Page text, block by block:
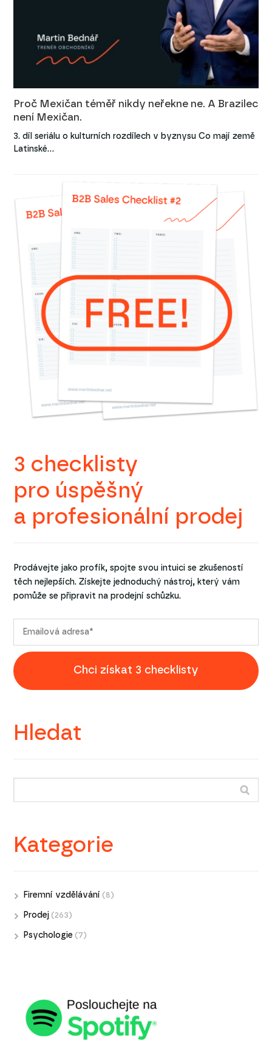
Proč Mexičan téměř nikdy neřekne ne. A Brazilec
není Mexičan.
3. díl seriálu o kulturních rozdílech v byznysu Co mají země
Latinské…
3 checklisty
pro úspěšný
a profesionální prodej
Prodávejte jako profík, spojte svou intuici se zkušeností
těch nejlepších. Získejte jednoduchý nástroj, který vám
pomůže se připravit na prodejní schůzku.
Chci získat 3 checklisty
Hledat
Kategorie
Firemní vzdělávání (8)
Prodej (263)
Psychologie (7)